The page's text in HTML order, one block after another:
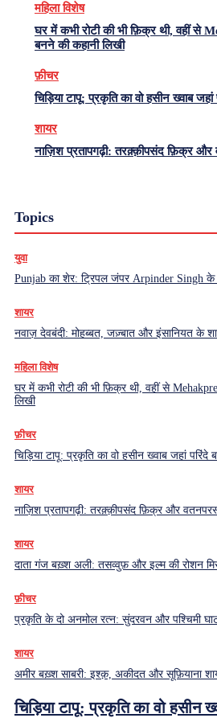
महिला विशेष
घर में कभी रोटी की भी फ़िक्र थी, वहीं
बनने की कहानी लिखी
फ़ीचर
चिड़िया टापू: प्रकृति का वो हसीन ख्वाब
शायर
नाज़िश प्रतापगढ़ी: तरक़्क़ीपसंद फ़िक्र और
Topics
युवा
Punjab का शेर: ट्रिपल जंपर Arpinder Singh
शायर
नवाज़ देवबंदी: मोहब्बत, जज़्बात और इंसानियत के
महिला विशेष
घर में कभी रोटी की भी फ़िक्र थी, वहीं से
लिखी
फ़ीचर
चिड़िया टापू: प्रकृति का वो हसीन ख्वाब जहां
शायर
नाज़िश प्रतापगढ़ी: तरक़्क़ीपसंद फ़िक्र और
शायर
दाता गंज बख़्श अली: तसव्वुफ़ और इल्म की रोशन
फ़ीचर
प्रकृति के दो अनमोल रत्न: सुंदरवन और पश्चिमी
शायर
अमीर बख़्श साबरी: इश्क़, अकीदत और सूफ़ियाना
चिड़िया टापू: प्रकृति का वो हसीन